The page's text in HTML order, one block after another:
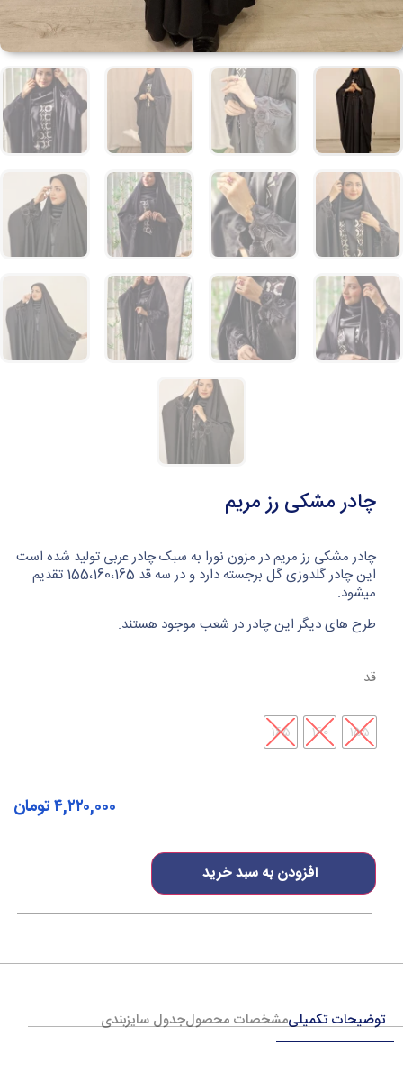
چادر مشکی رز مریم
چادر مشکی رز مریم در مزون نورا به سبک چادر عربی تولید شده است
این چادر گلدوزی گل برجسته دارد و در سه قد 155،160،165 تقدیم
میشود.
طرح های دیگر این چادر در شعب موجود هستند.
قد
155
160
165
افزودن به سبد خرید
۴,۲۲۰,۰۰۰تومان
توضیحات تکمیلیمشخصات محصولجدول سایزبندی